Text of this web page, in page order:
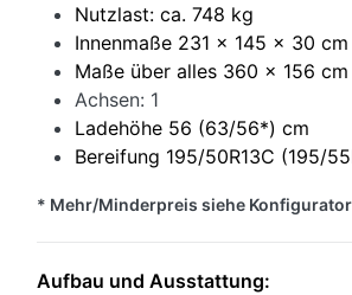
Nutzlast: ca. 748 kg
Innenmaße 231 x 145 x 30 cm
Maße über alles 360 x 156 cm
Achsen: 1
Ladehöhe 56 (63/56*) cm
Bereifung 195/50R13C (195/
* Mehr/Minderpreis siehe
Aufbau und Ausstattung: